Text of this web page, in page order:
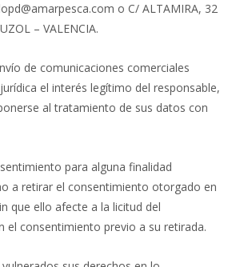
o C/ ALTAMIRA, 32
– VALENCIA.
de comunicaciones comerciales
el interés legítimo del responsable,
al tratamiento de sus datos con
para alguna finalidad
a retirar el consentimiento otorgado en
que ello afecte a la licitud del
el consentimiento previo a su retirada.